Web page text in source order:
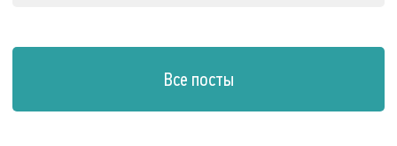
Все посты